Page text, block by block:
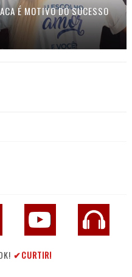
É MOTIVO DO SUCESSO
✔CURTIR!